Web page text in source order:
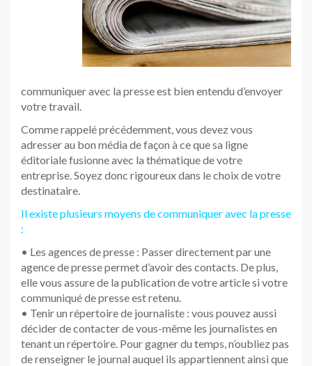
communiquer avec la presse est bien entendu d’envoyer
votre travail.
Comme rappelé précédemment, vous devez vous
adresser au bon média de façon à ce que sa ligne
éditoriale fusionne avec la thématique de votre
entreprise. Soyez donc rigoureux dans le choix de votre
destinataire.
Il existe plusieurs moyens de communiquer avec la presse
:
• Les agences de presse : Passer directement par une
agence de presse permet d’avoir des contacts. De plus,
elle vous assure de la publication de votre article si votre
communiqué de presse est retenu.
• Tenir un répertoire de journaliste : vous pouvez aussi
décider de contacter de vous-même les journalistes en
tenant un répertoire. Pour gagner du temps, n’oubliez pas
de renseigner le journal auquel ils appartiennent ainsi que